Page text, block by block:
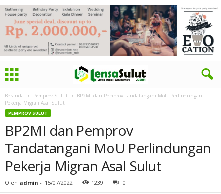
Beranda Pemprov Sulut
BP2MI dan Pemprov Tandatangani MoU Perlindungan
Pekerja Migran Asal Sulut
PEMPROV SULUT
BP2MI dan Pemprov
Tandatangani MoU Perlindungan
Pekerja Migran Asal Sulut
Oleh admin - 15/07/2022 1239 0